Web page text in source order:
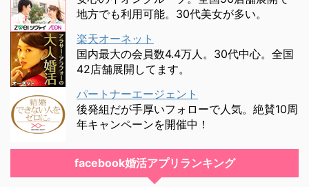
地方でも利用可能。30代美女が多い。
楽天オーネット
国内最大の会員数4.4万人。30代中心。全国
42店舗展開してます。
パートナーエージェント
後発組だが手厚いフォローで人気。絶賛10周
年キャンペーンを開催中！
facebook婚活アプリランキング